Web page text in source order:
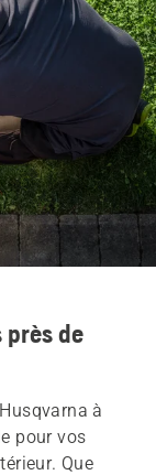
près de
à
pour vos
Que